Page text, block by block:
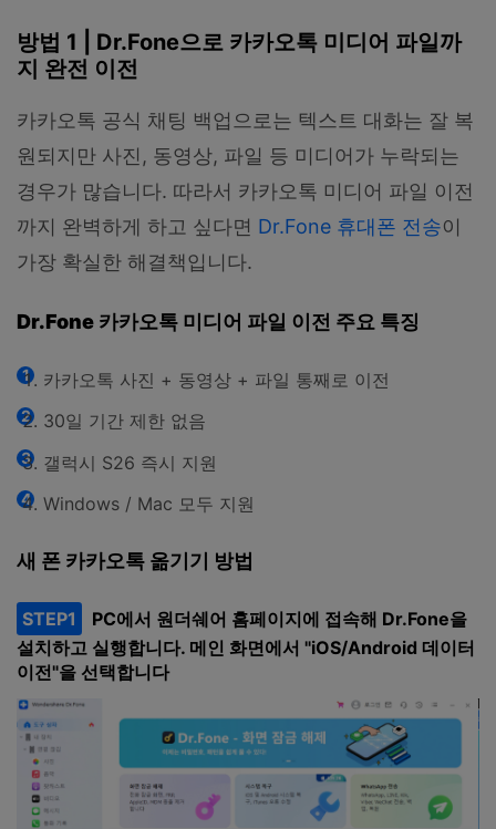
방법 1 | Dr.Fone으로 카카오톡 미디어 파일까
지 완전 이전
카카오톡 공식 채팅 백업으로는 텍스트 대화는 잘 복
원되지만 사진, 동영상, 파일 등 미디어가 누락되는
경우가 많습니다. 따라서 카카오톡 미디어 파일 이전
까지 완벽하게 하고 싶다면 Dr.Fone 휴대폰 전송이
가장 확실한 해결책입니다.
Dr.Fone 카카오톡 미디어 파일 이전 주요 특징
카카오톡 사진 + 동영상 + 파일 통째로 이전
30일 기간 제한 없음
갤럭시 S26 즉시 지원
Windows / Mac 모두 지원
새 폰 카카오톡 옮기기 방법
STEP1
PC에서 원더쉐어 홈페이지에 접속해 Dr.Fone을
설치하고 실행합니다. 메인 화면에서 "iOS/Android 데이터
이전"을 선택합니다